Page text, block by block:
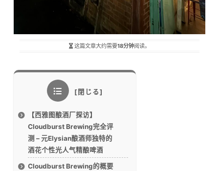
这篇文章大约需要18分钟阅读。
【西雅图酿酒厂探访】
Cloudburst Brewing完全评
测 – 元Elysian酿酒师独特的
酒花个性光人气精酿啤酒
Cloudburst Brewing的概要